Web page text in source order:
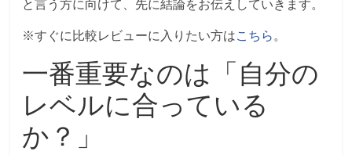
と言う方に向けて、先に結論をお伝えしていきます。
※すぐに比較レビューに入りたい方はこちら。
一番重要なのは「自分の
レベルに合っている
か？」